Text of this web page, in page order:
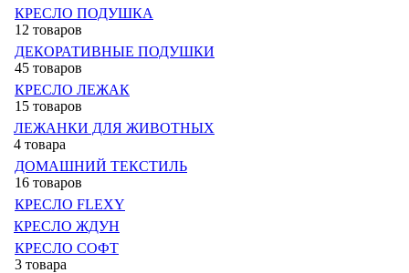
КРЕСЛО ПОДУШКА
12 товаров
ДЕКОРАТИВНЫЕ ПОДУШКИ
45 товаров
КРЕСЛО ЛЕЖАК
15 товаров
ЛЕЖАНКИ ДЛЯ ЖИВОТНЫХ
4 товара
ДОМАШНИЙ ТЕКСТИЛЬ
16 товаров
КРЕСЛО FLEXY
КРЕСЛО ЖДУН
КРЕСЛО СОФТ
3 товара